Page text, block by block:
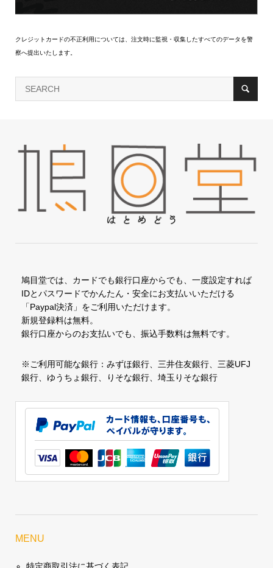
クレジットカードの不正利用については、注文時に監視・収集したすべてのデータを警
察へ提出いたします。
鳩目堂では、カードでも銀行口座からでも、一度設定すれば
IDとパスワードでかんたん・安全にお支払いいただける
「Paypal決済」をご利用いただけます。
新規登録料は無料。
銀行口座からのお支払いでも、振込手数料は無料です。
※ご利用可能な銀行：みずほ銀行、三井住友銀行、三菱UFJ
銀行、ゆうちょ銀行、りそな銀行、埼玉りそな銀行
MENU